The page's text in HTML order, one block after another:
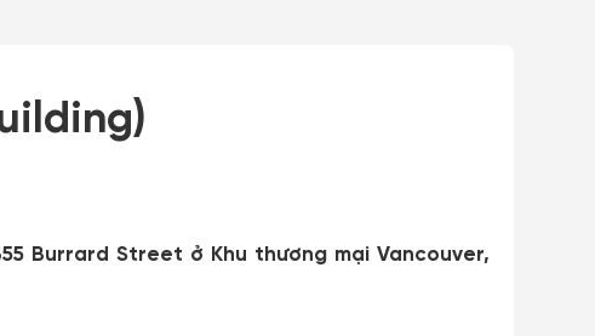
Burrard Street ở Khu thương mại Vancouver,